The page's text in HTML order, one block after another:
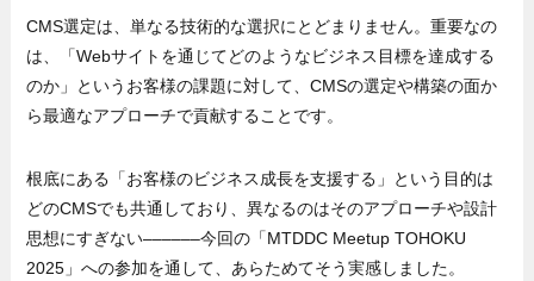
CMS選定は、単なる技術的な選択にとどまりません。重要なの
は、「Webサイトを通じてどのようなビジネス目標を達成する
のか」というお客様の課題に対して、CMSの選定や構築の面か
ら最適なアプローチで貢献することです。
根底にある「お客様のビジネス成長を支援する」という目的は
どのCMSでも共通しており、異なるのはそのアプローチや設計
思想にすぎない––––––今回の「MTDDC Meetup TOHOKU
2025」への参加を通して、あらためてそう実感しました。